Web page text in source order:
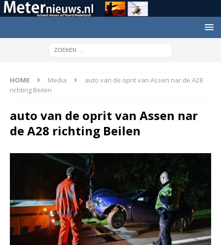
HOME Media
auto van de oprit van Assen nar de A28
richting Beilen
auto van de oprit van Assen nar
de A28 richting Beilen